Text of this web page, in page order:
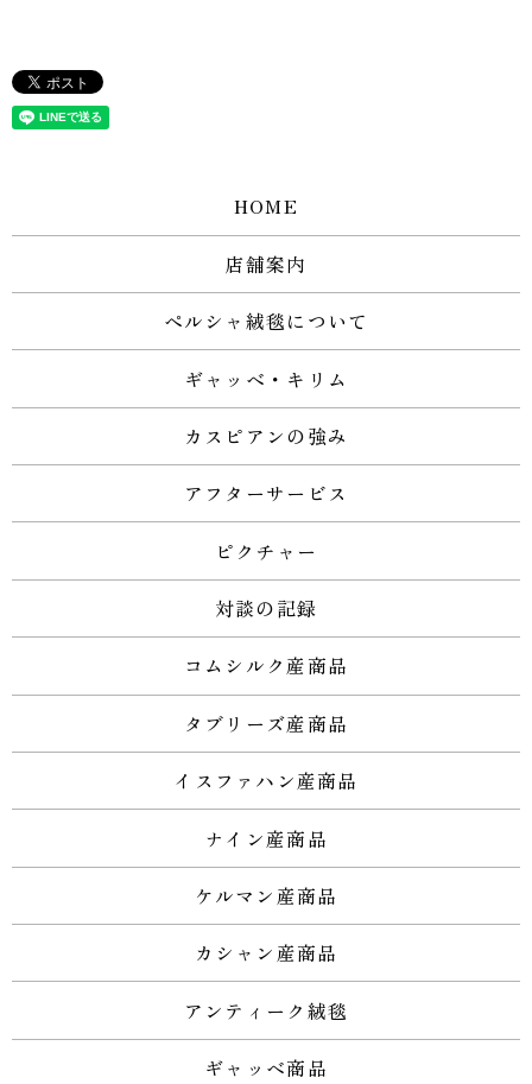
HOME
店舗案内
ペルシャ絨毯について
ギャッベ・キリム
カスピアンの強み
アフターサービス
ピクチャー
対談の記録
コムシルク産商品
タブリーズ産商品
イスファハン産商品
ナイン産商品
ケルマン産商品
カシャン産商品
アンティーク絨毯
ギャッベ商品